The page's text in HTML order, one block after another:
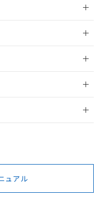
登録
く前に、以下を必ずお読
ュアル
れている法人を
非含有証明書
社基準）
非含有を証明す
での期間は出
ることから備考
した。
庫切替を完了